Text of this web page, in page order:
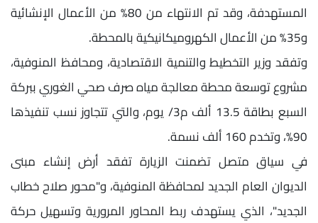
المستهدفة، وقد تم الانتهاء من 80% من الأعمال الإنشائية
و35% من الأعمال الكهروميكانيكية بالمحطة.
وتفقد وزير التخطيط والتنمية الاقتصادية، ومحافظ المنوفية،
مشروع توسعة محطة معالجة مياه صرف صحي الغوري ببركة
السبع بطاقة 13.5 ألف م3/ يوم، والتي تتجاوز نسب تنفيذها
90%، وتخدم 160 ألف نسمة.
في سياق متصل تضمنت الزيارة تفقد أرض إنشاء مبنى
الديوان العام الجديد لمحافظة المنوفية، و"محور صلاح خطاب
الجديد"، الذي يستهدف ربط المحاور المرورية وتسهيل حركة